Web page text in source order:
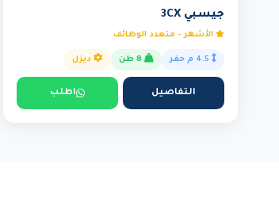
جيسبي 3CX
الأشهر - متعدد الوظائف
ديزل
التفاصيل اطلب